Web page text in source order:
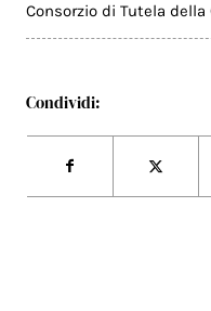
Consorzio di Tutela della
Condividi: